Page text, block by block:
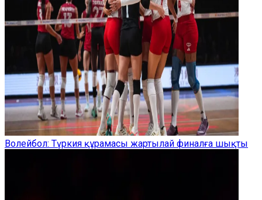
Волейбол: Түркия құрамасы жартылай финалға шықты